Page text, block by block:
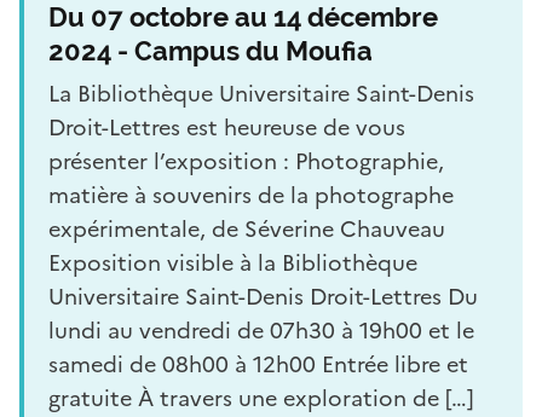
Du 07 octobre au 14 décembre
2024 - Campus du Moufia
La Bibliothèque Universitaire Saint-Denis
Droit-Lettres est heureuse de vous
présenter l’exposition : Photographie,
matière à souvenirs de la photographe
expérimentale, de Séverine Chauveau
Exposition visible à la Bibliothèque
Universitaire Saint-Denis Droit-Lettres Du
lundi au vendredi de 07h30 à 19h00 et le
samedi de 08h00 à 12h00 Entrée libre et
gratuite À travers une exploration de […]